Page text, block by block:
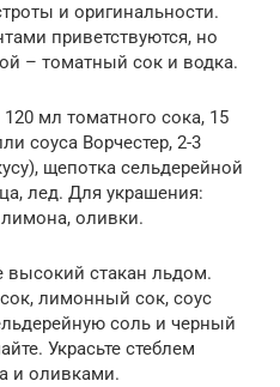
и оригинальности.
приветствуются, но
– томатный сок и водка.
мл томатного сока, 15
соуса Ворчестер, 2-3
щепотка сельдерейной
лед. Для украшения:
лимона, оливки.
высокий стакан льдом.
лимонный сок, соус
соль и черный
Украсьте стеблем
и оливками.